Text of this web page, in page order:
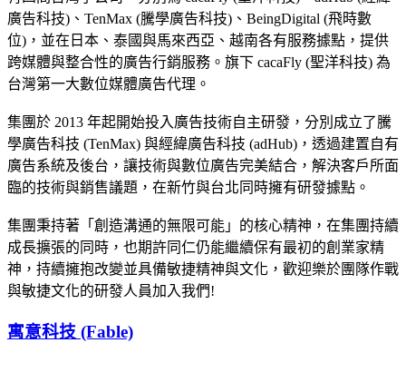
廣告科技)、TenMax (騰學廣告科技)、BeingDigital (飛時數
位)，並在日本、泰國與馬來西亞、越南各有服務據點，提供
跨媒體與整合性的廣告行銷服務。旗下 cacaFly (聖洋科技) 為
台灣第一大數位媒體廣告代理。
集團於 2013 年起開始投入廣告技術自主研發，分別成立了騰
學廣告科技 (TenMax) 與經緯廣告科技 (adHub)，透過建置自有
廣告系統及後台，讓技術與數位廣告完美結合，解決客戶所面
臨的技術與銷售議題，在新竹與台北同時擁有研發據點。
集團秉持著「創造溝通的無限可能」的核心精神，在集團持續
成長擴張的同時，也期許同仁仍能繼續保有最初的創業家精
神，持續擁抱改變並具備敏捷精神與文化，歡迎樂於團隊作戰
與敏捷文化的研發人員加入我們!
寓意科技 (Fable)